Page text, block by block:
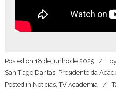
Posted on 18 de junho de 2025 by
San Tiago Dantas, Presidente da
Posted in Notícias,TV Academia